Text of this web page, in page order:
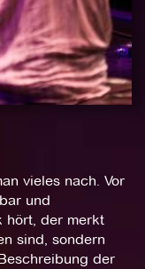
vieles nach. Vor
und
hört, der merkt
sind, sondern
der